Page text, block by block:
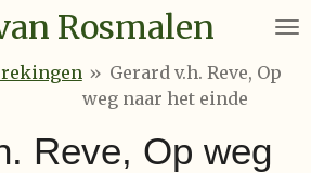
Rosmalen
» Gerard v.h. Reve, Op
weg naar het einde
Reve, Op weg